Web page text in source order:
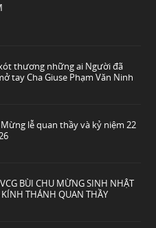
thương những ai Người đã
tay Cha Giuse Phạm Văn Ninh
Mừng lễ quan thầy và kỷ niệm 22
BÙI CHU MỪNG SINH NHẬT
THÁNH QUAN THẦY